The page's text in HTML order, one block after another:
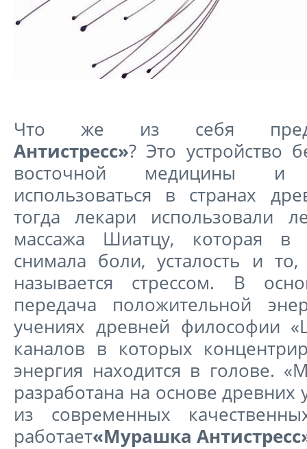
Что же из себя
Антистресс»? Это устройство
восточной медицины и
использоваться в странах
тогда лекари использовали
массажа Шиатцу, которая в
снимала боли, усталость и
называется стрессом. В
передача положительной
учениях древней философии
каналов в которых
энергия находится в голове.
разработана на основе древних
из современных
работает«Мурашка